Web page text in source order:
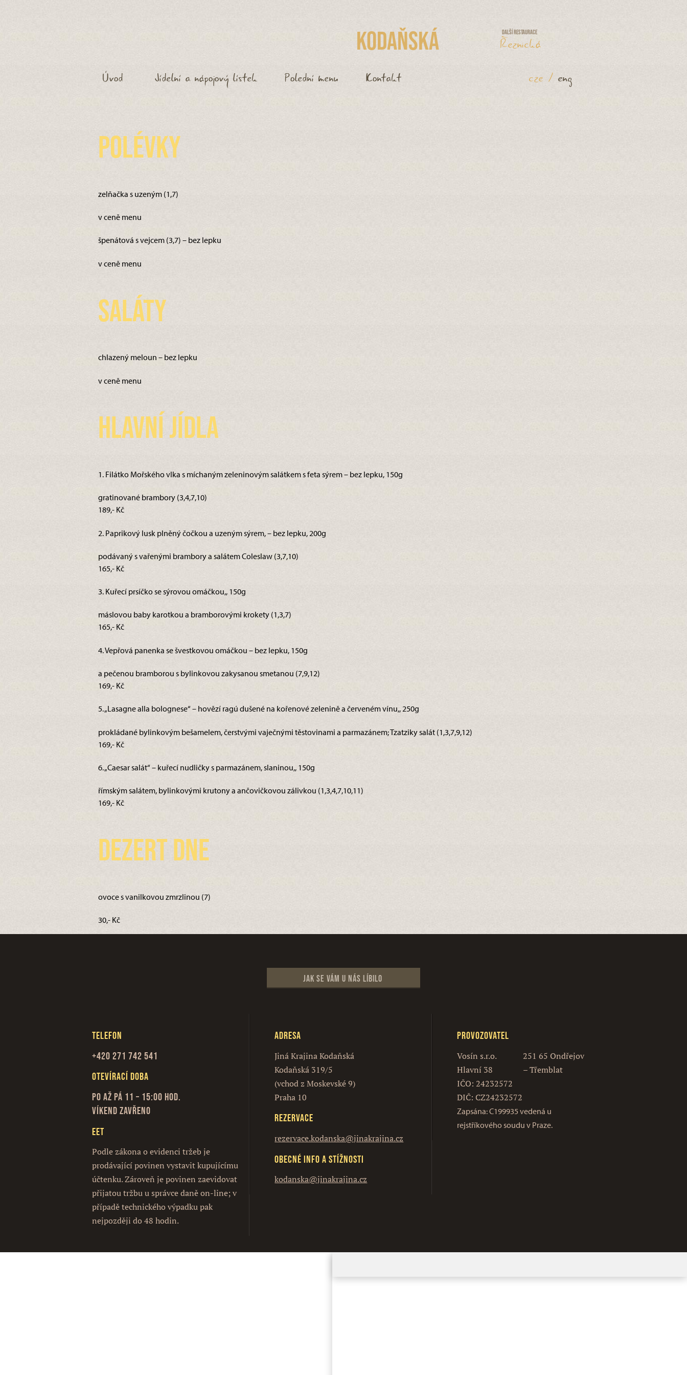
Kodaňská Další restaurace
Řeznická
Úvod Jídelní a nápojový lístek Polední menu Kontakt cze / eng
Polévky
zelňačka s uzeným (1,7)
v ceně menu
špenátová s vejcem (3,7) – bez lepku
v ceně menu
Saláty
chlazený meloun – bez lepku
v ceně menu
Hlavní jídla
1. Filátko Mořského vlka s míchaným zeleninovým salátkem s feta sýrem – bez lepku, 150g
gratinované brambory (3,4,7,10)
189,- Kč
2. Paprikový lusk plněný čočkou a uzeným sýrem, – bez lepku, 200g
podávaný s vařenými brambory a salátem Coleslaw (3,7,10)
165,- Kč
3. Kuřecí prsíčko se sýrovou omáčkou,, 150g
máslovou baby karotkou a bramborovými krokety (1,3,7)
165,- Kč
4. Vepřová panenka se švestkovou omáčkou – bez lepku, 150g
a pečenou bramborou s bylinkovou zakysanou smetanou (7,9,12)
169,- Kč
5. „Lasagne alla bolognese“ – hovězí ragú dušené na kořenové zelenině a červeném vínu,, 250g
prokládané bylinkovým bešamelem, čerstvými vaječnými těstovinami a parmazánem; Tzatziky salát (1,3,7,9,12)
169,- Kč
6. „Caesar salát“ – kuřecí nudličky s parmazánem, slaninou,, 150g
římským salátem, bylinkovými krutony a ančovičkovou zálivkou (1,3,4,7,10,11)
169,- Kč
Dezert dne
ovoce s vanilkovou zmrzlinou (7)
30,- Kč
Jak se vám u nás líbilo
Telefon
+420 271 742 541
Otevírací doba
Po až Pá 11 – 15:00 hod.
Víkend zavřeno
EET
Podle zákona o evidenci tržeb je
prodávající povinen vystavit kupujícímu
účtenku. Zároveň je povinen zaevidovat
přijatou tržbu u správce daně on-line; v
případě technického výpadku pak
nejpozději do 48 hodin.
Adresa
Jiná Krajina Kodaňská
Kodaňská 319/5
(vchod z Moskevské 9)
Praha 10
Rezervace
rezervace.kodanska@jinakrajina.cz
Obecné info a stížnosti
kodanska@jinakrajina.cz
Provozovatel
Vosín s.r.o.
Hlavní 38
251 65 Ondřejov
– Třemblat
IČO: 24232572
DIČ: CZ24232572
Zapsána: C199935 vedená u
rejstříkového soudu v Praze.